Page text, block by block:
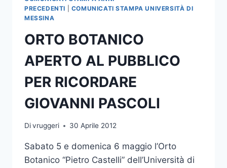
PRECEDENTI
COMUNICATI STAMPA UNIVERSITÀ DI
MESSINA
ORTO BOTANICO
APERTO AL PUBBLICO
PER RICORDARE
GIOVANNI PASCOLI
Divruggeri 30 Aprile 2012
Sabato 5 e domenica 6 maggio l’Orto
Botanico “Pietro Castelli” dell’Università di